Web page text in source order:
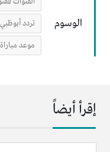
الوسوم تردد
موعد مباراة
إقرأ أيضاً